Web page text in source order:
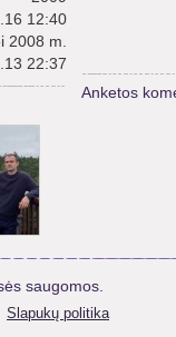
12:40
2008 m.
22:37
Anketos
saugomos.
Slapukų politika